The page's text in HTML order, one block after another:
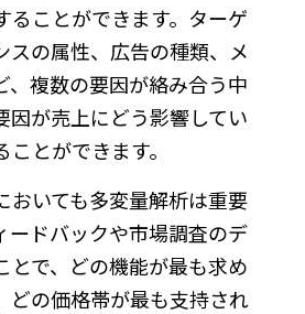
ることができます。ターゲ
スの属性、広告の種類、メ
、複数の要因が絡み合う中
因が売上にどう影響してい
とができます。
おいても多変量解析は重要
ードバックや市場調査のデ
とで、どの機能が最も求め
どの価格帯が最も支持され